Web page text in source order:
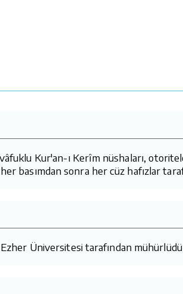
Kur'an-ı Kerîm nüshaları,
basımdan sonra her cüz hafızlar
Ezher Üniversitesi tarafından